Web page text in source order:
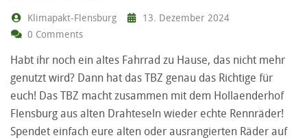
Klimapakt-Flensburg
13. Dezember 2024
0 Comments
Habt ihr noch ein altes Fahrrad zu Hause, das nicht mehr
genutzt wird? Dann hat das TBZ genau das Richtige für
euch! Das TBZ macht zusammen mit dem Hollaenderhof
Flensburg aus alten Drahteseln wieder echte Rennräder!
Spendet einfach eure alten oder ausrangierten Räder auf